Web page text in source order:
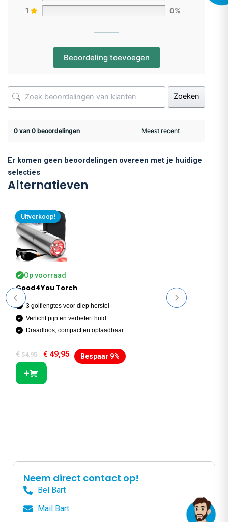
1 0%
Beoordeling toevoegen
Zoeken
0 van 0 beoordelingen
Er komen geen beoordelingen overeen met je huidige
selecties
Alternatieven
Uitverkoop!
✔ Op voorraad
Uitverkoop!
Good4You Torch
3 golflengtes voor diep herstel
Verlicht pijn en verbetert huid
Draadloos, compact en oplaadbaar
€54,95 € 49,95 Bespaar 9%
+
Neem direct contact op!
Bel Bart
Mail Bart